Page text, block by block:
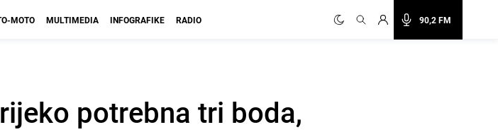
90,2 FM
MOTO MULTIMEDIA INFOGRAFIKE RADIO
potrebna tri boda,